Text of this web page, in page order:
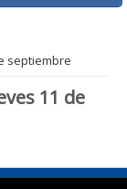
septiembre
11 de